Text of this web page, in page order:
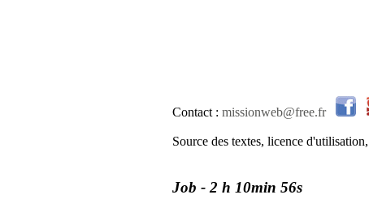
Contact : missionweb@free.fr
Source des textes, licence
Job - 2 h 10min 56s